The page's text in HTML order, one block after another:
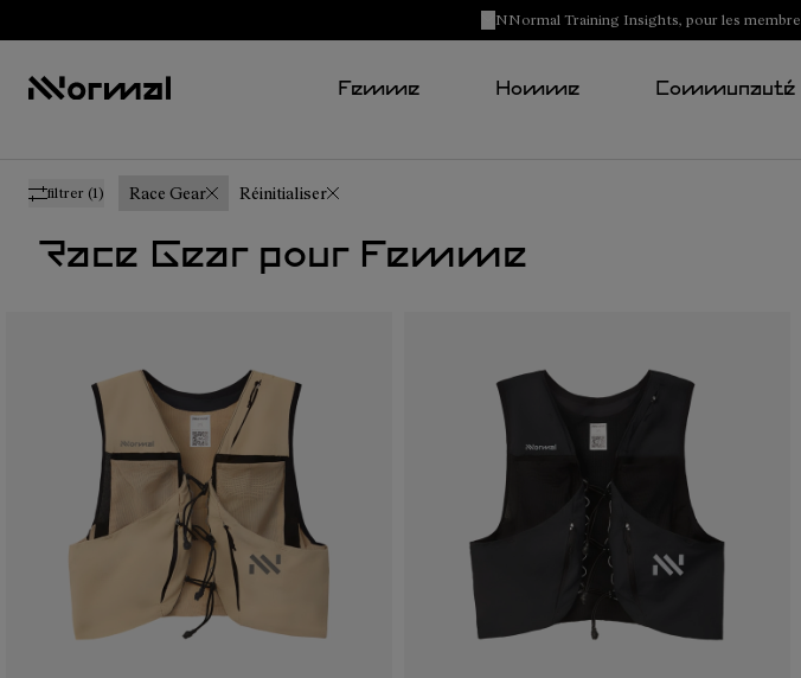
NNormal Training Insights, pour les
Femme Homme Communauté
filtrer (1) Race Gear Réinitialiser
Race Gear pour Femme